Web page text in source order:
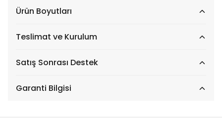
Ürün Boyutları
Teslimat ve Kurulum
Satış Sonrası Destek
Garanti Bilgisi